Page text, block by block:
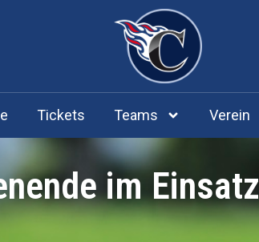
Tickets Teams Verein
im Einsatz